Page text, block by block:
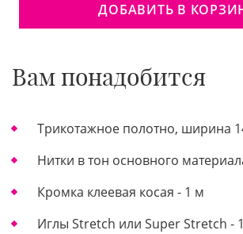
ДОБАВИТЬ В
Вам понадобится
Трикотажное полотно, ширина
Нитки в тон основного
Кромка клеевая косая - 1 м
Иглы Stretch или Super Stretch -